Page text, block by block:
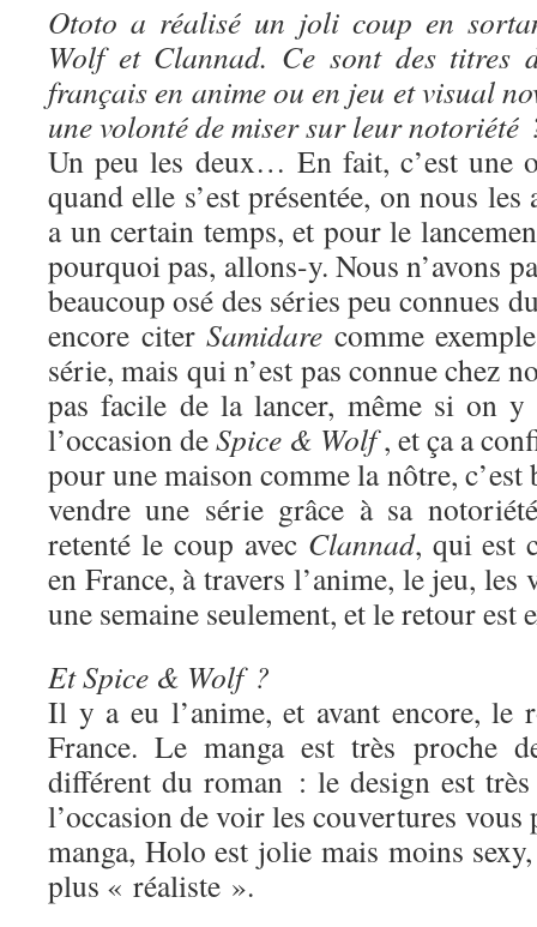
Ototo a réalisé un joli coup en
Wolf et Clannad. Ce sont des titres
français en anime ou en jeu et visual
une volonté de miser sur leur notoriété
Un peu les deux… En fait, c’est une
quand elle s’est présentée, on nous
a un certain temps, et pour le
pourquoi pas, allons-y. Nous n’avons
beaucoup osé des séries peu connues
encore citer Samidare comme
série, mais qui n’est pas connue chez
pas facile de la lancer, même si on
l’occasion deSpice & Wolf, et ça a
pour une maison comme la nôtre,
vendre une série grâce à sa
retenté le coup avec Clannad, qui est
en France, à travers l’anime, le jeu,
une semaine seulement, et le retour est
Et Spice & Wolf ?
Il y a eu l’anime, et avant encore, le
France. Le manga est très proche
différent du roman : le design est
l’occasion de voir les couvertures
manga, Holo est jolie mais moins
plus « réaliste ».